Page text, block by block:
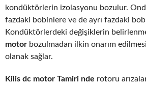
kondüktörlerin izolasyonu bozulur.
fazdaki bobinlere ve de ayrı fazdaki
Kondüktörlerdeki değişiklerin
motor bozulmadan ilkin onarım
olanak sağlar.
Kilis dc motor Tamiri nde rotoru